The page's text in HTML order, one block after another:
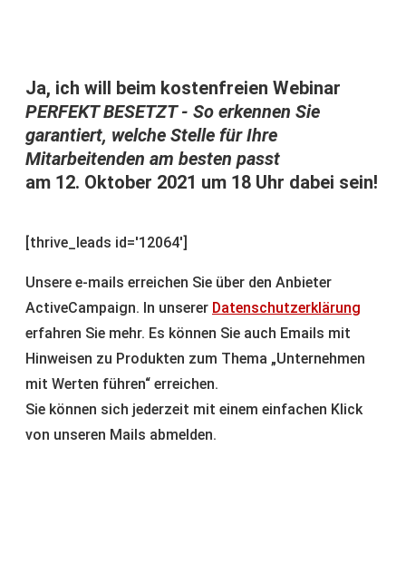
Ja, ich will beim kostenfreien Webinar
PERFEKT BESETZT - So erkennen Sie
garantiert, welche Stelle für Ihre
Mitarbeitenden am besten passt
am 12. Oktober 2021 um 18 Uhr dabei sein!
[thrive_leads id='12064']
Unsere e-mails erreichen Sie über den Anbieter
ActiveCampaign. In unserer Datenschutzerklärung
erfahren Sie mehr. Es können Sie auch Emails mit
Hinweisen zu Produkten zum Thema „Unternehmen
mit Werten führen“ erreichen.
Sie können sich jederzeit mit einem einfachen Klick
von unseren Mails abmelden.